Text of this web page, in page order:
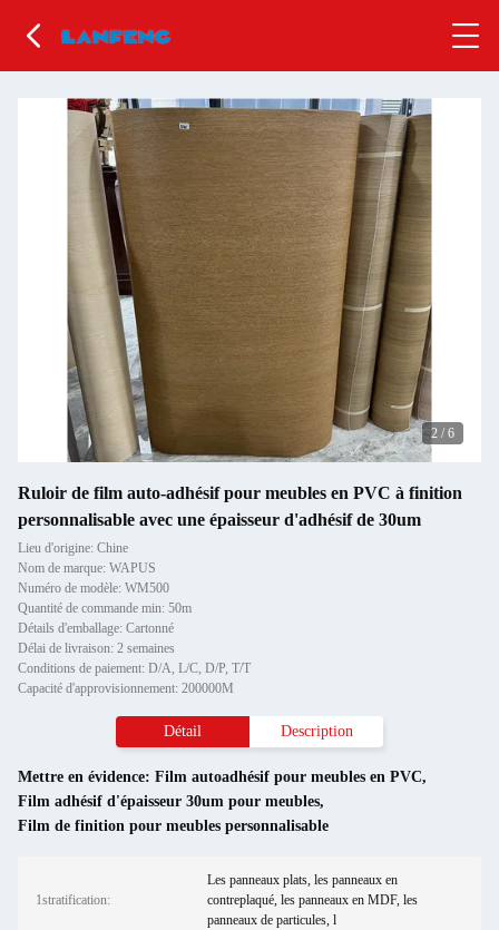
2 / 6
Ruloir de film auto-adhésif pour meubles en PVC à finition
personnalisable avec une épaisseur d'adhésif de 30um
Lieu d'origine: Chine
Nom de marque: WAPUS
Numéro de modèle: WM500
Quantité de commande min: 50m
Détails d'emballage: Cartonné
Délai de livraison: 2 semaines
Conditions de paiement: D/A, L/C, D/P, T/T
Capacité d'approvisionnement: 200000M
Détail Description
Mettre en évidence: Film autoadhésif pour meubles en PVC,
Film adhésif d'épaisseur 30um pour meubles,
Film de finition pour meubles personnalisable
1stratification:
Les panneaux plats, les panneaux en
contreplaqué, les panneaux en MDF, les
panneaux de particules, l